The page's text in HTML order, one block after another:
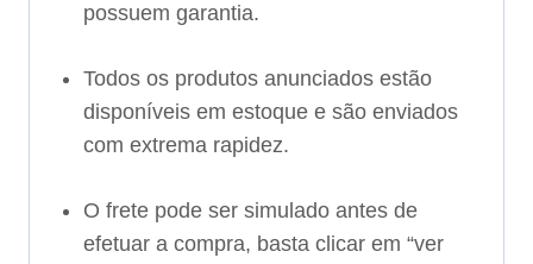
possuem garantia.
Todos os produtos anunciados estão
disponíveis em estoque e são enviados
com extrema rapidez.
O frete pode ser simulado antes de
efetuar a compra, basta clicar em “ver